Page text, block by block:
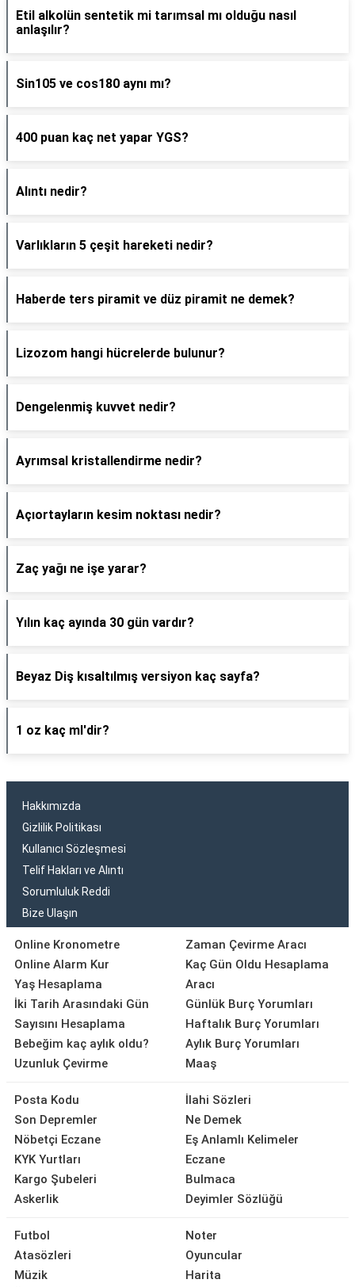
Etil alkolün sentetik mi tarımsal mı olduğu nasıl
anlaşılır?
Sin105 ve cos180 aynı mı?
400 puan kaç net yapar YGS?
Alıntı nedir?
Varlıkların 5 çeşit hareketi nedir?
Haberde ters piramit ve düz piramit ne demek?
Lizozom hangi hücrelerde bulunur?
Dengelenmiş kuvvet nedir?
Ayrımsal kristallendirme nedir?
Açıortayların kesim noktası nedir?
Zaç yağı ne işe yarar?
Yılın kaç ayında 30 gün vardır?
Beyaz Diş kısaltılmış versiyon kaç sayfa?
1 oz kaç ml'dir?
Hakkımızda
Gizlilik Politikası
Kullanıcı Sözleşmesi
Telif Hakları ve Alıntı
Sorumluluk Reddi
Bize Ulaşın
Online Kronometre
Online Alarm Kur
Yaş Hesaplama
İki Tarih Arasındaki Gün
Sayısını Hesaplama
Bebeğim kaç aylık oldu?
Uzunluk Çevirme
Zaman Çevirme Aracı
Kaç Gün Oldu Hesaplama
Aracı
Günlük Burç Yorumları
Haftalık Burç Yorumları
Aylık Burç Yorumları
Maaş
Posta Kodu
Son Depremler
Nöbetçi Eczane
KYK Yurtları
Kargo Şubeleri
Askerlik
İlahi Sözleri
Ne Demek
Eş Anlamlı Kelimeler
Eczane
Bulmaca
Deyimler Sözlüğü
Futbol
Atasözleri
Müzik
Noter
Oyuncular
Harita